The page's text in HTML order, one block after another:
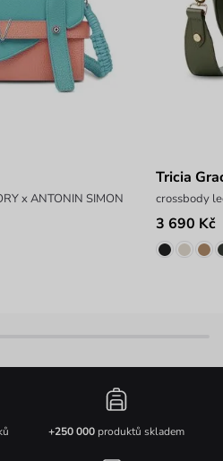
x ANTONIN SIMON
Tricia
crossbody
3 690 Kč
+250 000produktů skladem